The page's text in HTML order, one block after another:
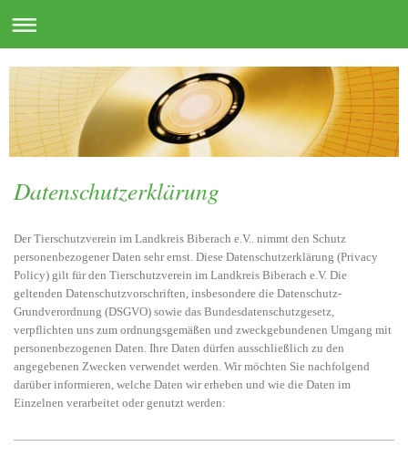
Datenschutzerklärung
Der Tierschutzverein im Landkreis Biberach e.V.. nimmt den Schutz
personenbezogener Daten sehr ernst. Diese Datenschutzerklärung (Privacy
Policy) gilt für den Tierschutzverein im Landkreis Biberach e.V. Die
geltenden Datenschutzvorschriften, insbesondere die Datenschutz-
Grundverordnung (DSGVO) sowie das Bundesdatenschutzgesetz,
verpflichten uns zum ordnungsgemäßen und zweckgebundenen Umgang mit
personenbezogenen Daten. Ihre Daten dürfen ausschließlich zu den
angegebenen Zwecken verwendet werden. Wir möchten Sie nachfolgend
darüber informieren, welche Daten wir erheben und wie die Daten im
Einzelnen verarbeitet oder genutzt werden: